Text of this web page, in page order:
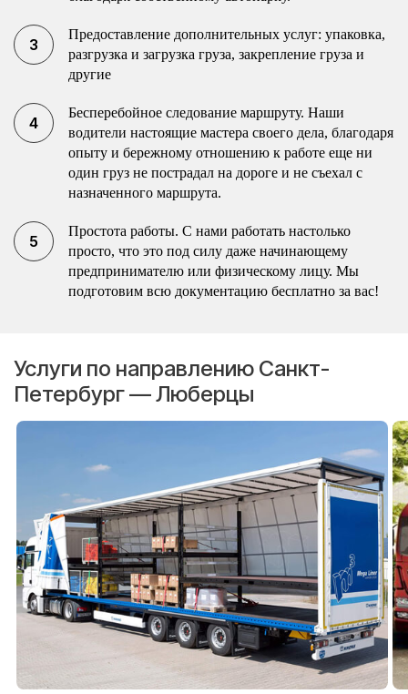
Предоставление дополнительных услуг: упаковка,
разгрузка и загрузка груза, закрепление груза и
другие
Бесперебойное следование маршруту. Наши
водители настоящие мастера своего дела, благодаря
опыту и бережному отношению к работе еще ни
один груз не пострадал на дороге и не съехал с
назначенного маршрута.
Простота работы. С нами работать настолько
просто, что это под силу даже начинающему
предпринимателю или физическому лицу. Мы
подготовим всю документацию бесплатно за вас!
Услуги по направлению Санкт-
Петербург — Люберцы